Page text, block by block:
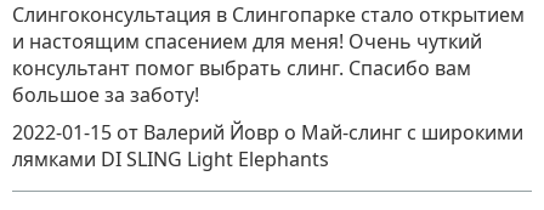
Слингоконсультация в Слингопарке стало открытием
и настоящим спасением для меня! Очень чуткий
консультант помог выбрать слинг. Спасибо вам
большое за заботу!
2022-01-15 от Валерий Йовр о Май-слинг с широкими
лямками DI SLING Light Elephants